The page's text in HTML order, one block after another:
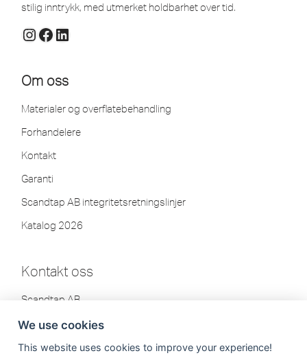
stilig inntrykk, med utmerket holdbarhet over tid.
Om oss
Materialer og overflatebehandling
Forhandelere
Kontakt
Garanti
Scandtap AB integritetsretningslinjer
Katalog 2026
Kontakt oss
Scandtap AB
302 41 Halmstad, Sverige
Tlf: +46 35-260 75 80
We use cookies
This website uses cookies to improve your experience!